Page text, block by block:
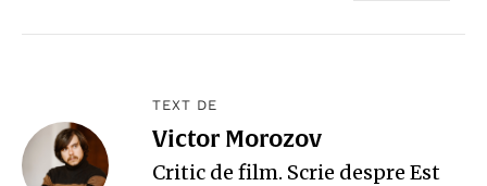
TEXT DE
Victor Morozov
Critic de film. Scrie despre Est